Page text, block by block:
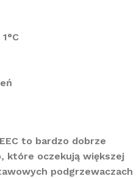
to bardzo dobrze
które oczekują większej
podgrzewaczach